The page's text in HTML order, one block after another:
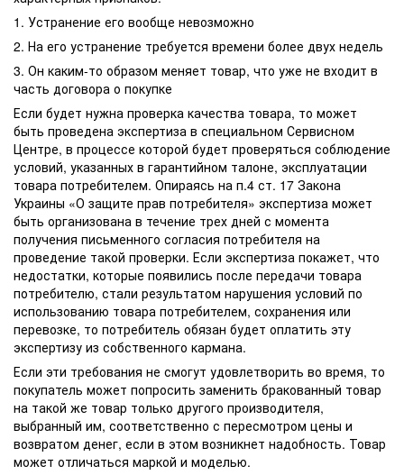
1. Устранение его вообще невозможно
2. На его устранение требуется времени более двух недель
3. Он каким-то образом меняет товар, что уже не входит в
часть договора о покупке
Если будет нужна проверка качества товара, то может
быть проведена экспертиза в специальном Сервисном
Центре, в процессе которой будет проверяться соблюдение
условий, указанных в гарантийном талоне, эксплуатации
товара потребителем. Опираясь на п.4 ст. 17 Закона
Украины «О защите прав потребителя» экспертиза может
быть организована в течение трех дней с момента
получения письменного согласия потребителя на
проведение такой проверки. Если экспертиза покажет, что
недостатки, которые появились после передачи товара
потребителю, стали результатом нарушения условий по
использованию товара потребителем, сохранения или
перевозке, то потребитель обязан будет оплатить эту
экспертизу из собственного кармана.
Если эти требования не смогут удовлетворить во время, то
покупатель может попросить заменить бракованный товар
на такой же товар только другого производителя,
выбранный им, соответственно с пересмотром цены и
возвратом денег, если в этом возникнет надобность. Товар
может отличаться маркой и моделью.